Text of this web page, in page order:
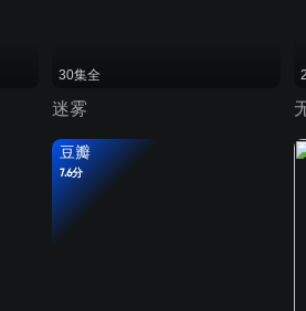
30集全
迷雾
豆瓣
7.6分